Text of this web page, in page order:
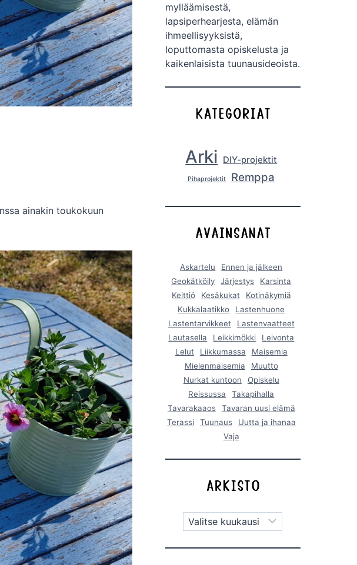
ainakin toukokuun
mylläämisestä,
lapsiperhearjesta, elämän
ihmeellisyyksistä,
loputtomasta opiskelusta ja
kaikenlaisista tuunausideoista.
Arki DIY-projektit
Pihaprojektit Remppa
Askartelu
Ennen ja jälkeen
Geokätköily
Järjestys
Karsinta
Keittiö
Kesäkukat
Kotinäkymiä
Kukkalaatikko
Lastenhuone
Lastentarvikkeet
Lastenvaatteet
Lautasella
Leikkimökki
Leivonta
Lelut
Liikkumassa
Maisemia
Mielenmaisemia
Muutto
Nurkat kuntoon
Opiskelu
Reissussa
Takapihalla
Tavarakaaos
Tavaran uusi elämä
Terassi
Tuunaus
Uutta ja ihanaa
Vaja
Arkistot